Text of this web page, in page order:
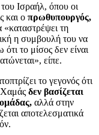
Ισραήλ, όπου οι
και ο πρωθυπουργός,
«καταστρέψει τη
η συμβουλή του να
το μίσος δεν είναι
είπε.
το γεγονός ότι
Χαμάς δεν βασίζεται
αλλά στην
αποτελεσματικά